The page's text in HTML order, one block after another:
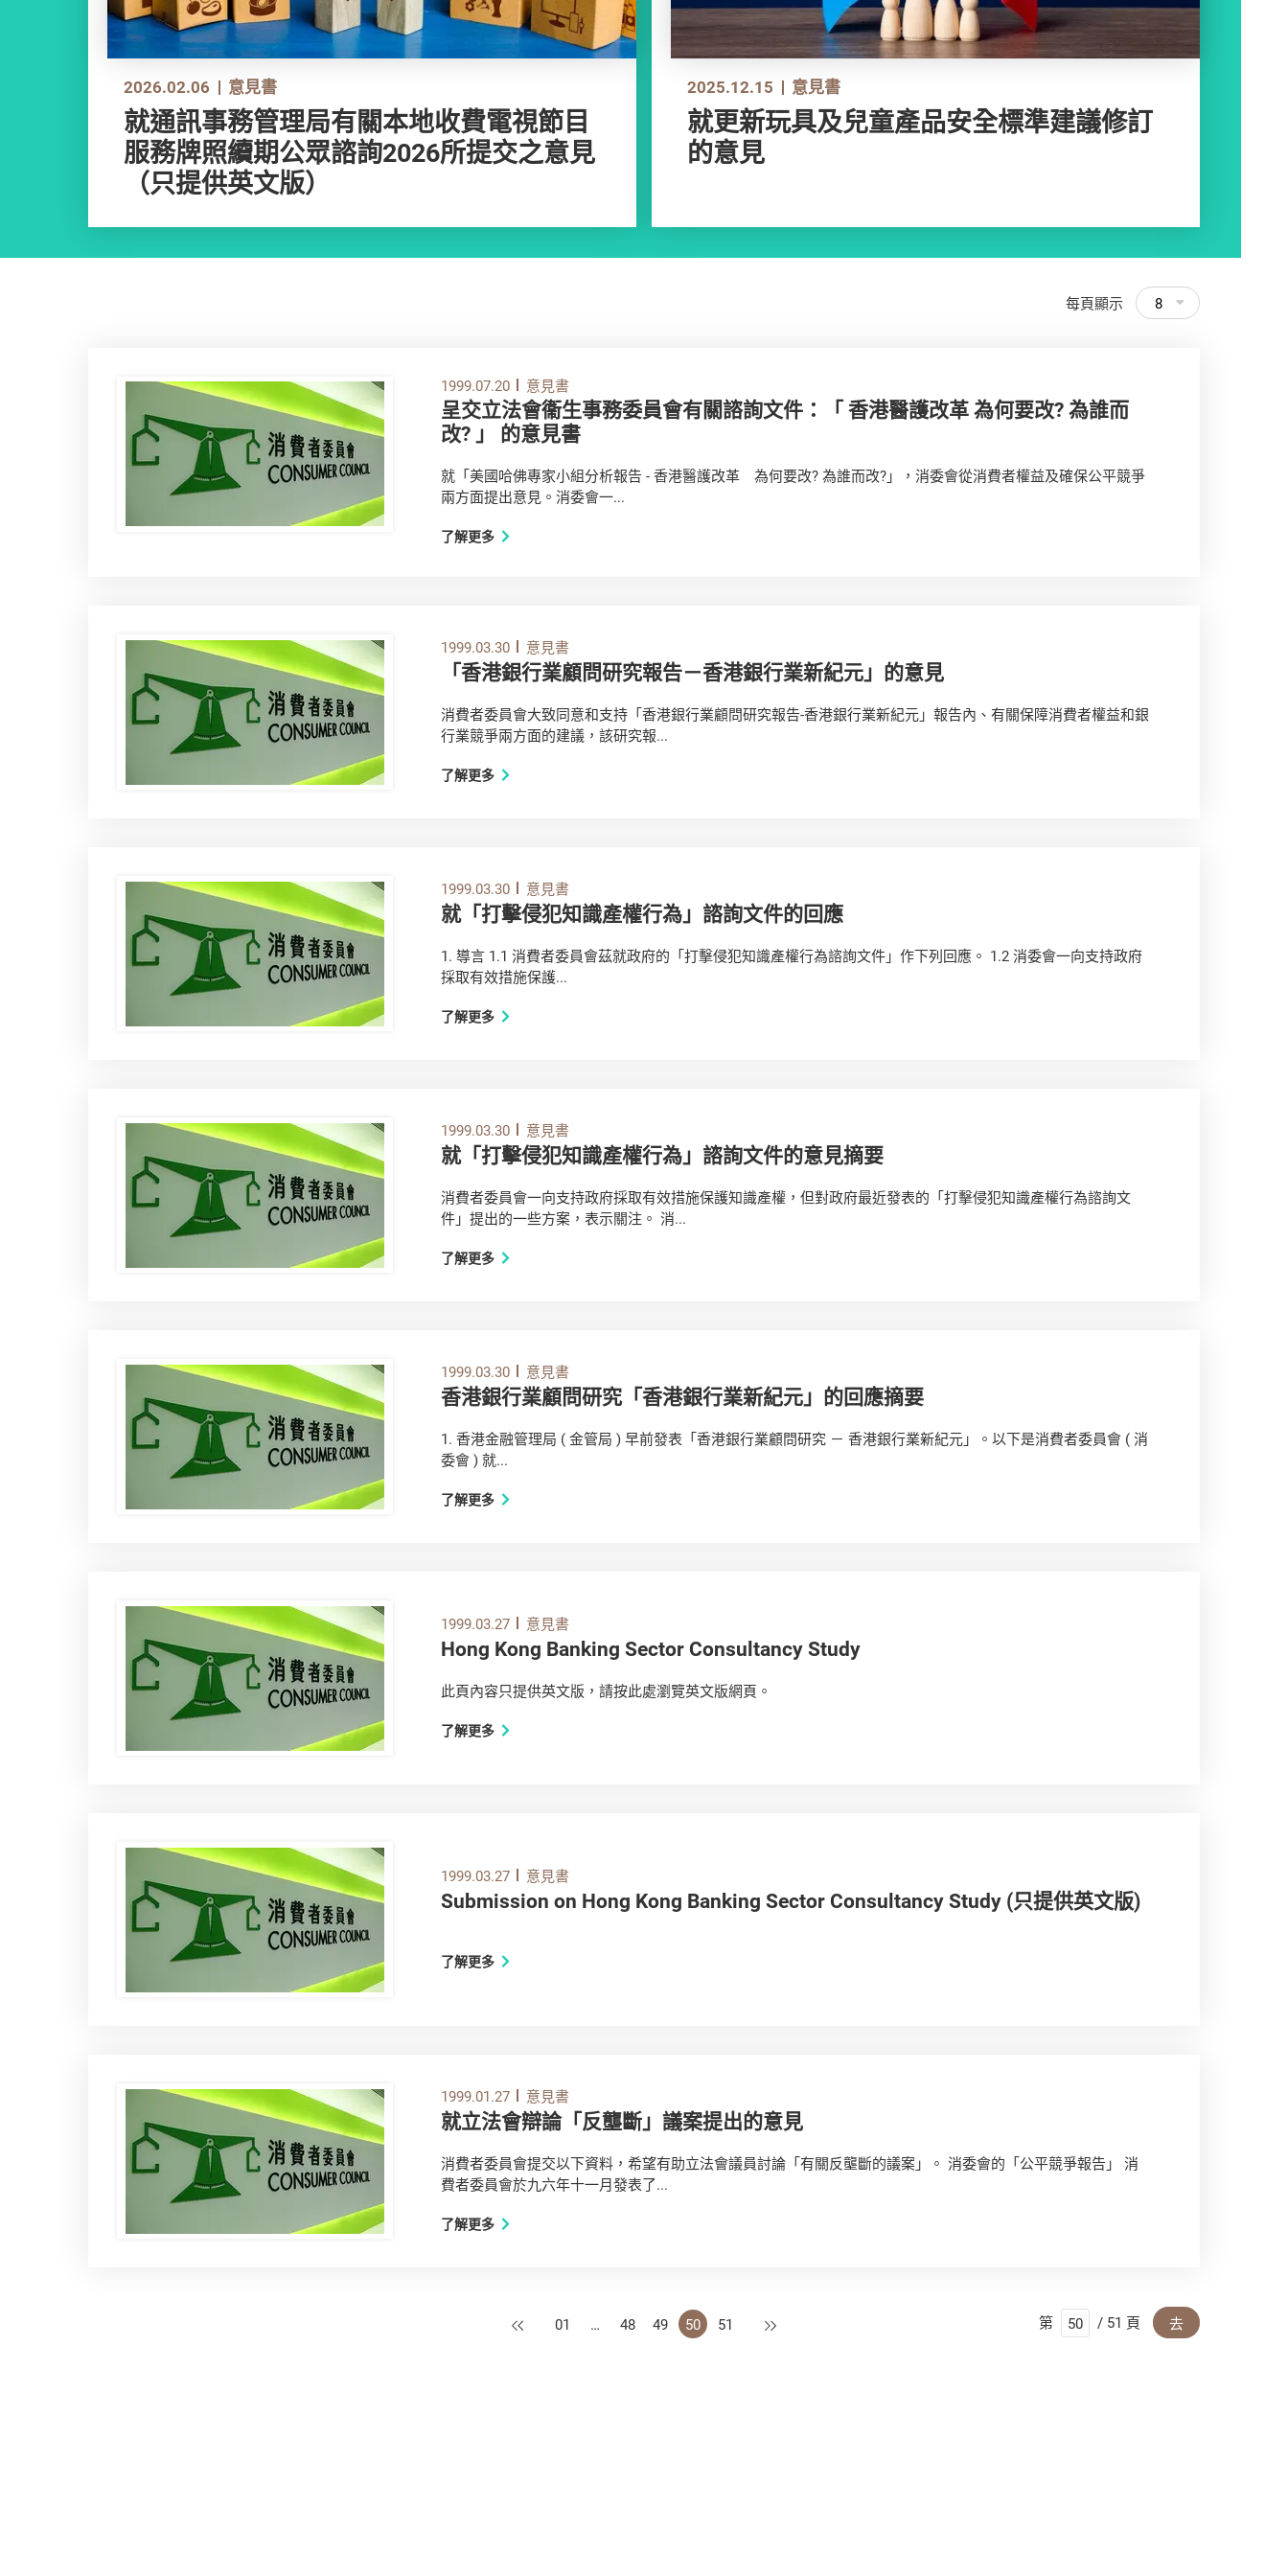
2026.02.06 意見書
就通訊事務管理局有關本地收費電視節目
服務牌照續期公眾諮詢2026所提交之意見
（只提供英文版）
2025.12.15 意見書
就更新玩具及兒童產品安全標準建議修訂
的意見
每頁顯示 8
1999.07.20 意見書
呈交立法會衞生事務委員會有關諮詢文件：「 香港醫護改革 為何要改? 為誰而
改? 」 的意見書
就「美國哈佛專家小組分析報告 - 香港醫護改革 為何要改? 為誰而改?」，消委會從消費者權益及確保公平競爭
兩方面提出意見。消委會一...
了解更多
1999.03.30 意見書
「香港銀行業顧問研究報告－香港銀行業新紀元」的意見
消費者委員會大致同意和支持「香港銀行業顧問研究報告-香港銀行業新紀元」報告內、有關保障消費者權益和銀
行業競爭兩方面的建議，該研究報...
了解更多
1999.03.30 意見書
就「打擊侵犯知識產權行為」諮詢文件的回應
1. 導言 1.1 消費者委員會茲就政府的「打擊侵犯知識產權行為諮詢文件」作下列回應。 1.2 消委會一向支持政府
採取有效措施保護...
了解更多
1999.03.30 意見書
就「打擊侵犯知識產權行為」諮詢文件的意見摘要
消費者委員會一向支持政府採取有效措施保護知識產權，但對政府最近發表的「打擊侵犯知識產權行為諮詢文
件」提出的一些方案，表示關注。 消...
了解更多
1999.03.30 意見書
香港銀行業顧問研究「香港銀行業新紀元」的回應摘要
1. 香港金融管理局 ( 金管局 ) 早前發表「香港銀行業顧問研究 － 香港銀行業新紀元」。以下是消費者委員會 ( 消
委會 ) 就...
了解更多
1999.03.27 意見書
Hong Kong Banking Sector Consultancy Study
此頁內容只提供英文版，請按此處瀏覽英文版網頁。
了解更多
1999.03.27 意見書
Submission on Hong Kong Banking Sector Consultancy Study (只提供英文版)
了解更多
1999.01.27 意見書
就立法會辯論「反壟斷」議案提出的意見
消費者委員會提交以下資料，希望有助立法會議員討論「有關反壟斷的議案」。 消委會的「公平競爭報告」 消
費者委員會於九六年十一月發表了...
了解更多
上一頁
01 … 48 49 50 51 下一頁 第 / 51 頁 去